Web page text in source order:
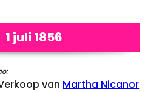
1 juli 1856
van Martha Nicanor